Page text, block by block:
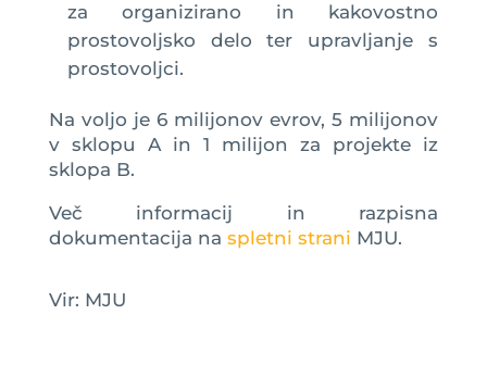
za organizirano in kakovostno
prostovoljsko delo ter upravljanje s
prostovoljci.
Na voljo je 6 milijonov evrov, 5 milijonov
v sklopu A in 1 milijon za projekte iz
sklopa B.
Več informacij in razpisna
dokumentacija na spletni strani MJU.
Vir: MJU